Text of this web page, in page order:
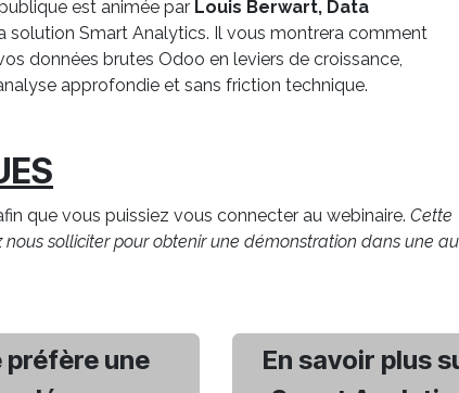
est animée par Louis Berwart, Data
solution Smart Analytics. Il vous montrera comment
données brutes Odoo en leviers de croissance,
approfondie et sans friction technique.
que vous puissiez vous connecter au webinaire. Cette
nous solliciter pour obtenir une démonstration dans une
préfère une
En savoir plus